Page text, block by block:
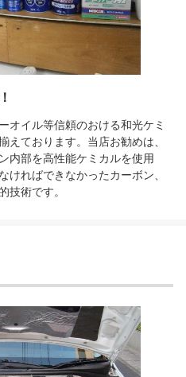
オイル等信頼のおける和光ケミ
えております。当店お勧めは、
内部を高性能ケミカルを使用
ければできなかったカーボン、
技術です。